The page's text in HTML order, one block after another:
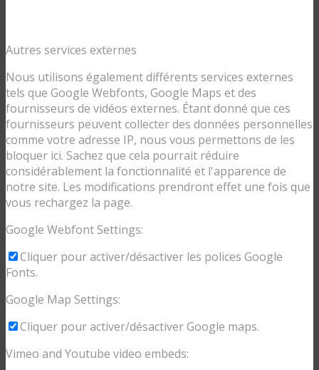
Autres services externes
Nous utilisons également différents services externes
tels que Google Webfonts, Google Maps et des
fournisseurs de vidéos externes. Étant donné que ces
fournisseurs peuvent collecter des données personnelles
comme votre adresse IP, nous vous permettons de les
bloquer ici. Sachez que cela pourrait réduire
considérablement la fonctionnalité et l'apparence de
notre site. Les modifications prendront effet une fois que
vous rechargez la page.
Google Webfont Settings:
Cliquer pour activer/désactiver les polices Google
Fonts.
Google Map Settings:
Cliquer pour activer/désactiver Google maps.
Vimeo and Youtube video embeds: